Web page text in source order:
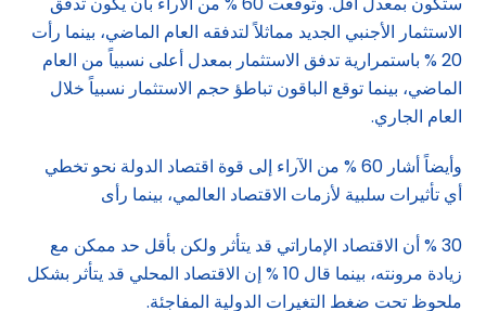
الاستثمار الأجنبي الجديد مماثلاً لتدفقه العام الماضي، بينما رأت
20 % باستمرارية تدفق الاستثمار بمعدل أعلى نسبياً من العام
الماضي، بينما توقع الباقون تباطؤ حجم الاستثمار نسبياً خلال
العام الجاري.
وأيضاً أشار 60 % من الآراء إلى قوة اقتصاد الدولة نحو تخطي
أي تأثيرات سلبية لأزمات الاقتصاد العالمي، بينما رأى
30 % أن الاقتصاد الإماراتي قد يتأثر ولكن بأقل حد ممكن مع
زيادة مرونته، بينما قال 10 % إن الاقتصاد المحلي قد يتأثر بشكل
ملحوظ تحت ضغط التغيرات الدولية المفاجئة.